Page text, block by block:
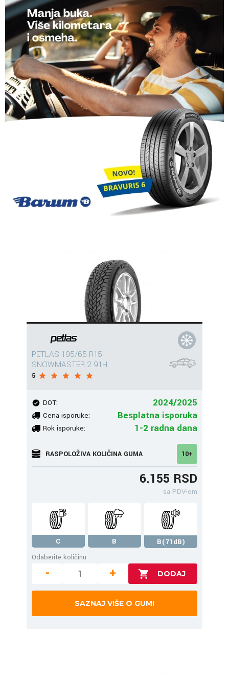
PETLAS 195/65 R15
SNOWMASTER 2 91H
5
DOT: 2024/2025
Cena isporuke: Besplatna isporuka
Rok isporuke: 1-2 radna dana
RASPOLOŽIVA KOLIČINA GUMA 10+
6.155 RSD
sa PDV-om
C B
B(71dB)
Odaberite količinu
- +
SAZNAJ VIŠE O GUMI